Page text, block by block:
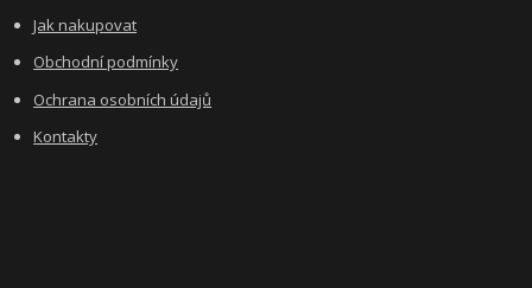
Jak nakupovat
Obchodní podmínky
Ochrana osobních údajů
Kontakty